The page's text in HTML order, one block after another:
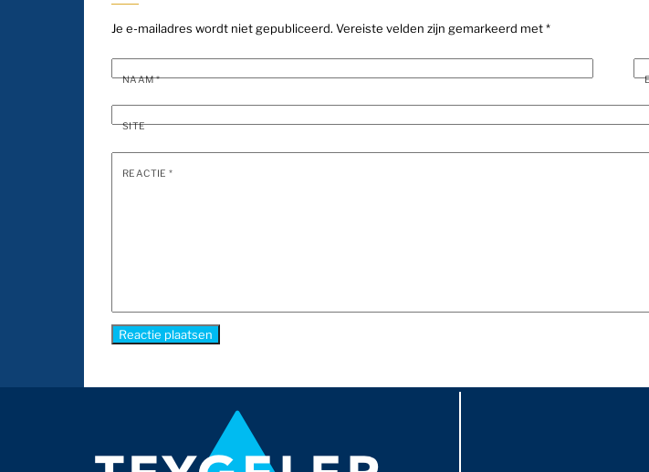
Je e-mailadres wordt niet gepubliceerd. Vereiste velden zijn gemarkeerd met*
NAAM*
SITE
REACTIE*